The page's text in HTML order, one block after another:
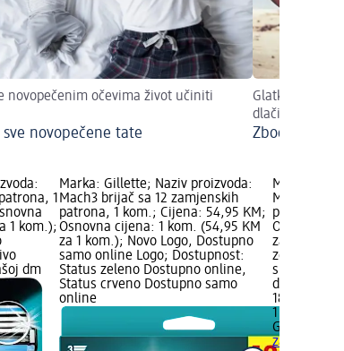
novopečenim očevima život učiniti
sve novopečene tate
Glatke noge:
dlačica...
Zbogom
1
1 kom.);
dm
Marka: Gillette; Naziv proizvoda:
Mach3 brijač sa 12 zamjenskih
patrona, 1 kom.; Cijena: 54,95 KM;
Osnovna cijena: 1 kom. (54,95 KM
za 1 kom.); Novo Logo, Dostupno
samo online Logo; Dostupnost:
Status zeleno Dostupno online,
Status crveno Dostupno samo
online
Marka:
Mach3
patrona, 1
Osnovna
za 1 kom.);
zeleno
sivo
dm trgovini
18,75 KM
1 kom.
Gillette
zamjenske